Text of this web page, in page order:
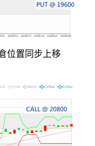
位置同步上移